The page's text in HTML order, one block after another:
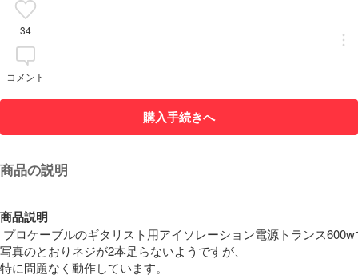
34
コメント
購入手続きへ
商品の説明
商品説明
プロケーブルのギタリスト用アイソレーション電源トランス
写真のとおりネジが2本足らないようですが、